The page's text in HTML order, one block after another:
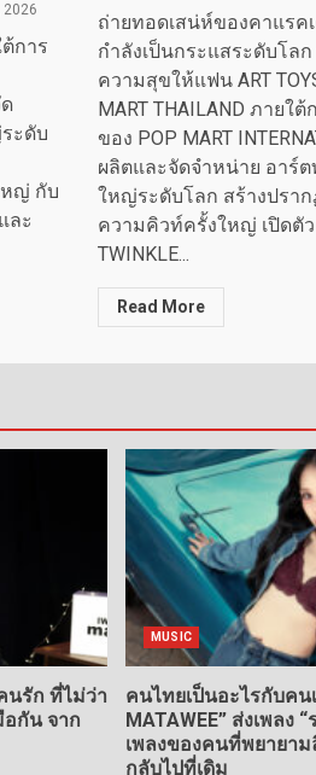
2026
ต้การ
ะดับ
ญ่ กับ
ละ
ถ่ายทอดเสน่ห์ของคาแรค
กำลังเป็นกระแสระดับโล
ความสุขให้แฟน ART
MART THAILAND ภายใ
ของ POP MART
ผลิตและจัดจำหน่าย อาร์
ใหญ่ระดับโลก สร้างปรา
ความคิวท์ครั้งใหญ่ เปิดตัว
TWINKLE...
Read More
รัก ที่ไม่ว่า
อกัน จาก
MUSIC
คนไทยเป็นอะไรกับคน
MATAWEE” ส่งเพลง
เพลงของคนที่พยายา
กลับไปที่เดิม